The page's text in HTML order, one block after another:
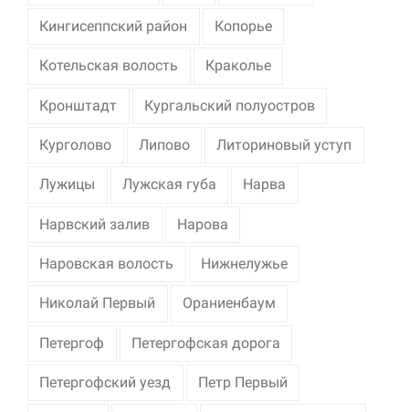
Кингисеппский район Копорье
Котельская волость Краколье
Кронштадт Кургальский полуостров
Курголово Липово Литориновый уступ
Лужицы Лужская губа Нарва
Нарвский залив Нарова
Наровская волость Нижнелужье
Николай Первый Ораниенбаум
Петергоф Петергофская дорога
Петергофский уезд Петр Первый